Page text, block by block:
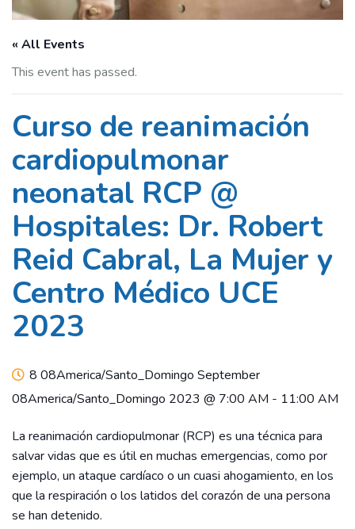
« All Events
This event has passed.
Curso de reanimación
cardiopulmonar
neonatal RCP @
Hospitales: Dr. Robert
Reid Cabral, La Mujer y
Centro Médico UCE
2023
8 08America/Santo_Domingo September
08America/Santo_Domingo 2023 @ 7:00 AM - 11:00 AM
La reanimación cardiopulmonar (RCP) es una técnica para
salvar vidas que es útil en muchas emergencias, como por
ejemplo, un ataque cardíaco o un cuasi ahogamiento, en los
que la respiración o los latidos del corazón de una persona
se han detenido.